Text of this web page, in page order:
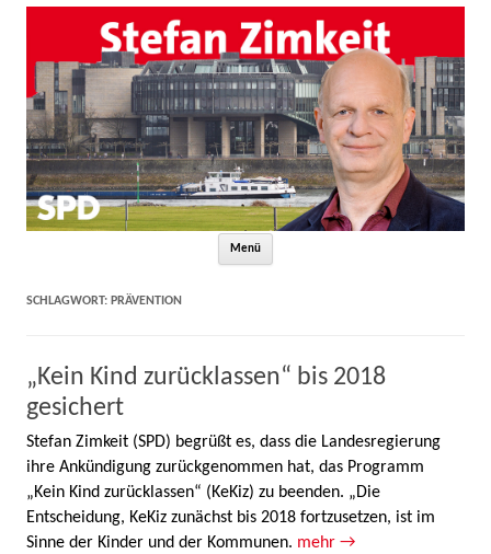
Menü
SCHLAGWORT: PRÄVENTION
„Kein Kind zurücklassen“ bis 2018
gesichert
Stefan Zimkeit (SPD) begrüßt es, dass die Landesregierung
ihre Ankündigung zurückgenommen hat, das Programm
„Kein Kind zurücklassen“ (KeKiz) zu beenden. „Die
Entscheidung, KeKiz zunächst bis 2018 fortzusetzen, ist im
Sinne der Kinder und der Kommunen. mehr →